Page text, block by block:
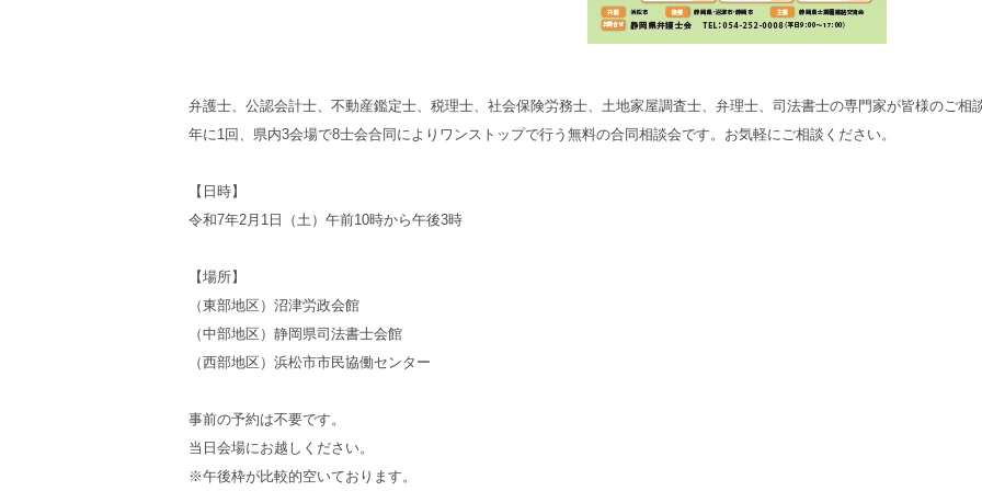
弁護士、公認会計士、不動産鑑定士、税理士、社会保険労務士、土地家屋調査士、弁理士、司法書士の専門家が皆様のご相
年に1回、県内3会場で8士会合同によりワンストップで行う無料の合同相談会です。お気軽にご相談ください。
【日時】
令和7年2月1日（土）午前10時から午後3時
【場所】
（東部地区）沼津労政会館
（中部地区）静岡県司法書士会館
（西部地区）浜松市市民協働センター
事前の予約は不要です。
当日会場にお越しください。
※午後枠が比較的空いております。